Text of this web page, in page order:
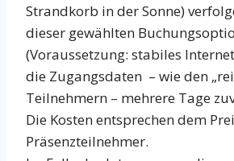
Strandkorb in der Sonne)
dieser gewählten
(Voraussetzung: stabiles
die Zugangsdaten – wie den
Teilnehmern – mehrere Tage
Die Kosten entsprechen dem
Präsenzteilnehmer.